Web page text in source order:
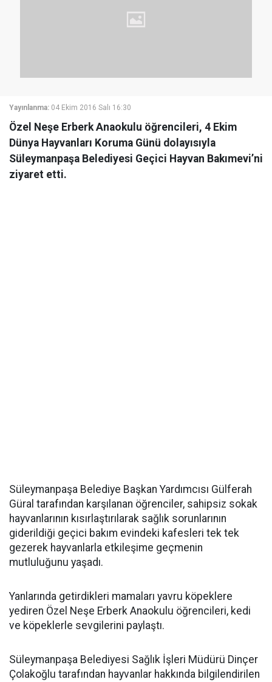
Yayınlanma: 04 Ekim 2016 Salı 16:30
Özel Neşe Erberk Anaokulu öğrencileri, 4 Ekim
Dünya Hayvanları Koruma Günü dolayısıyla
Süleymanpaşa Belediyesi Geçici Hayvan Bakımevi’ni
ziyaret etti.
Süleymanpaşa Belediye Başkan Yardımcısı Gülferah
Güral tarafından karşılanan öğrenciler, sahipsiz sokak
hayvanlarının kısırlaştırılarak sağlık sorunlarının
giderildiği geçici bakım evindeki kafesleri tek tek
gezerek hayvanlarla etkileşime geçmenin
mutluluğunu yaşadı.
Yanlarında getirdikleri mamaları yavru köpeklere
yediren Özel Neşe Erberk Anaokulu öğrencileri, kedi
ve köpeklerle sevgilerini paylaştı.
Süleymanpaşa Belediyesi Sağlık İşleri Müdürü Dinçer
Çolakoğlu tarafından hayvanlar hakkında bilgilendirilen